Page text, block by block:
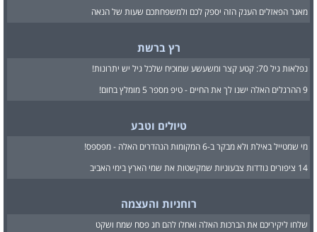
מאגר הפאזלים הענק הזה יספק לכם ולמשפחתכם שעות של הנאה
רץ ברשת
נפלאות גיל 70: קטע קצר ומשעשע שמוכיח שלכל גיל יש יתרונות!
9 ההרגלים האלה ישנו לך את החיים - טיפ מספר 5 מומלץ בחום!
טיולים וטבע
מי שמטייל באילת ולא מבקר ב-6 המקומות הנהדרים האלה - מפספס!
14 ציפורים נודדות צבעוניות שמקשטות את שמי הארץ בימי האביב
רוחניות והעצמה
שלחו ליקיריכם את הברכות האלה ואחלו להם חג פסח שמח ושקט